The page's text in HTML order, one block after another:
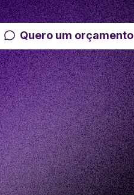
Quero um orçamento